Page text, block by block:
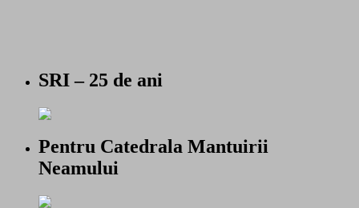
SRI – 25 de ani
Pentru Catedrala Mantuirii
Neamului